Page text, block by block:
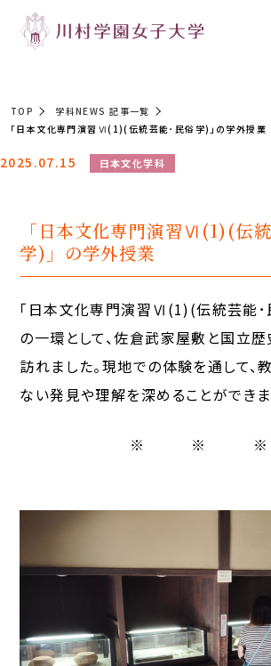
TOP
学科NEWS 記事一覧
「日本文化専門演習Ⅵ(1)(伝統芸能･民俗学)」の学外授業
2025.07.15 日本文化学科
「日本文化専門演習Ⅵ(1)(伝
学)」の学外授業
「日本文化専門演習Ⅵ(1)(伝統芸能･
の一環として、佐倉武家屋敷と国立
訪れました。現地での体験を通して、
ない発見や理解を深めることができま
※ ※ ※